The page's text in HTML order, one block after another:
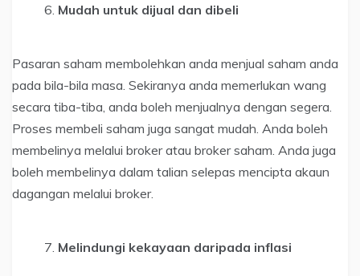
Mudah untuk dijual dan dibeli
Pasaran saham membolehkan anda menjual saham anda
pada bila-bila masa. Sekiranya anda memerlukan wang
secara tiba-tiba, anda boleh menjualnya dengan segera.
Proses membeli saham juga sangat mudah. Anda boleh
membelinya melalui broker atau broker saham. Anda juga
boleh membelinya dalam talian selepas mencipta akaun
dagangan melalui broker.
Melindungi kekayaan daripada inflasi